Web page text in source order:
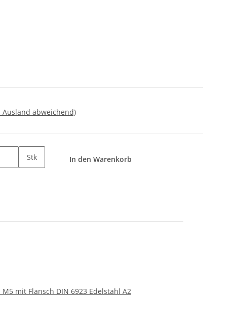
Ausland abweichend)
Stk In den Warenkorb